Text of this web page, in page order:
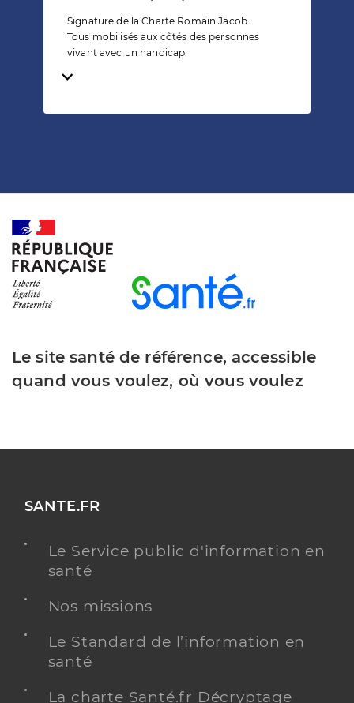
Signature de la Charte Romain Jacob.
Tous mobilisés aux côtés des personnes
vivant avec un handicap.
Temps de lecture
Le site santé de référence, accessible
quand vous voulez, où vous voulez
SANTE.FR
Le Service public d'information en
santé
Nos missions
Le Standard de l’information en
santé
La charte Santé.fr Décryptage